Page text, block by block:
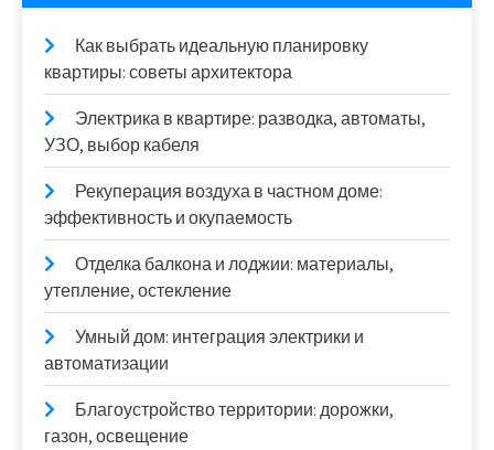
Как выбрать идеальную планировку
квартиры: советы архитектора
Электрика в квартире: разводка, автоматы,
УЗО, выбор кабеля
Рекуперация воздуха в частном доме:
эффективность и окупаемость
Отделка балкона и лоджии: материалы,
утепление, остекление
Умный дом: интеграция электрики и
автоматизации
Благоустройство территории: дорожки,
газон, освещение